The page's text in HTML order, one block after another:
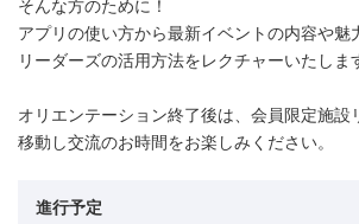
そんな方のために！
アプリの使い方から最新イベントの内容や魅
リーダーズの活用方法をレクチャーいたしま
オリエンテーション終了後は、会員限定施設
移動し交流のお時間をお楽しみください。
進行予定